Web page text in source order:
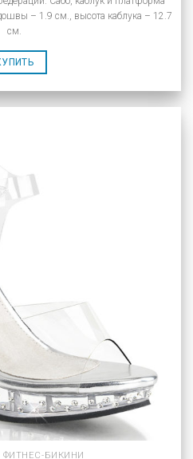
– 1.9 см., высота каблука – 12.7
см.
БИКИНИ